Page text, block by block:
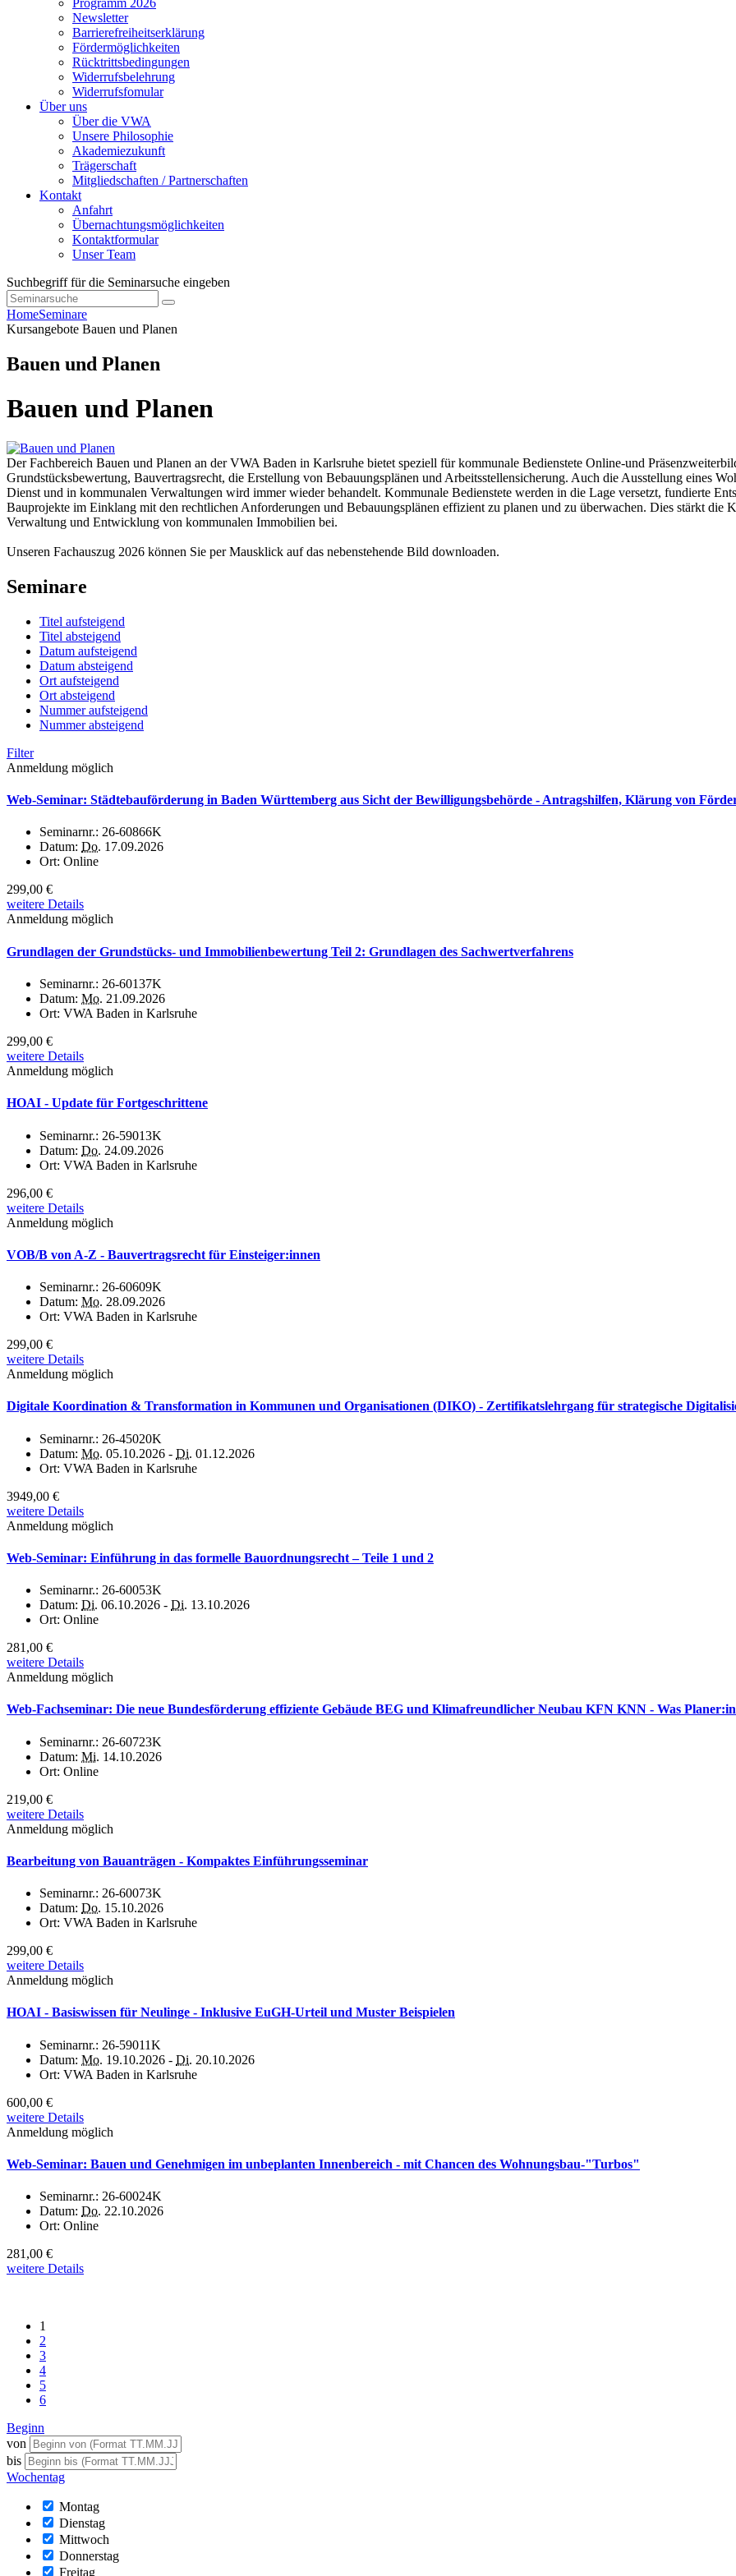
Programm 2026
Newsletter
Barrierefreiheitserklärung
Fördermöglichkeiten
Rücktrittsbedingungen
Widerrufsbelehrung
Widerrufsfomular
Über uns
Über die VWA
Unsere Philosophie
Akademiezukunft
Trägerschaft
Mitgliedschaften / Partnerschaften
Kontakt
Anfahrt
Übernachtungsmöglichkeiten
Kontaktformular
Unser Team
Suchbegriff für die Seminarsuche eingeben
HomeSeminare
Kursangebote Bauen und Planen
Bauen und Planen
Bauen und Planen
Der Fachbereich Bauen und Planen an der VWA Baden in Karlsruhe bietet speziell für kommunale Bedienstete Online-und
Grundstücksbewertung, Bauvertragsrecht, die Erstellung von Bebauungsplänen und Arbeitsstellensicherung. Auch die Ausstellung eines
Dienst und in kommunalen Verwaltungen wird immer wieder behandelt. Kommunale Bedienstete werden in die Lage versetzt, fundierte
Bauprojekte im Einklang mit den rechtlichen Anforderungen und Bebauungsplänen effizient zu planen und zu überwachen. Dies stärkt die
Verwaltung und Entwicklung von kommunalen Immobilien bei.
Unseren Fachauszug 2026 können Sie per Mausklick auf das nebenstehende Bild downloaden.
Seminare
Titel aufsteigend
Titel absteigend
Datum aufsteigend
Datum absteigend
Ort aufsteigend
Ort absteigend
Nummer aufsteigend
Nummer absteigend
Filter
Anmeldung möglich
Web-Seminar: Städtebauförderung in Baden Württemberg aus Sicht der Bewilligungsbehörde - Antragshilfen, Klärung von
Seminarnr.: 26-60866K
Datum: Do. 17.09.2026
Ort: Online
299,00 €
weitere Details
Anmeldung möglich
Grundlagen der Grundstücks- und Immobilienbewertung Teil 2: Grundlagen des Sachwertverfahrens
Seminarnr.: 26-60137K
Datum: Mo. 21.09.2026
Ort: VWA Baden in Karlsruhe
299,00 €
weitere Details
Anmeldung möglich
HOAI - Update für Fortgeschrittene
Seminarnr.: 26-59013K
Datum: Do. 24.09.2026
Ort: VWA Baden in Karlsruhe
296,00 €
weitere Details
Anmeldung möglich
VOB/B von A-Z - Bauvertragsrecht für Einsteiger:innen
Seminarnr.: 26-60609K
Datum: Mo. 28.09.2026
Ort: VWA Baden in Karlsruhe
299,00 €
weitere Details
Anmeldung möglich
Digitale Koordination & Transformation in Kommunen und Organisationen (DIKO) - Zertifikatslehrgang für strategische
Seminarnr.: 26-45020K
Datum: Mo. 05.10.2026 - Di. 01.12.2026
Ort: VWA Baden in Karlsruhe
3949,00 €
weitere Details
Anmeldung möglich
Web-Seminar: Einführung in das formelle Bauordnungsrecht – Teile 1 und 2
Seminarnr.: 26-60053K
Datum: Di. 06.10.2026 - Di. 13.10.2026
Ort: Online
281,00 €
weitere Details
Anmeldung möglich
Web-Fachseminar: Die neue Bundesförderung effiziente Gebäude BEG und Klimafreundlicher Neubau KFN KNN - Was
Seminarnr.: 26-60723K
Datum: Mi. 14.10.2026
Ort: Online
219,00 €
weitere Details
Anmeldung möglich
Bearbeitung von Bauanträgen - Kompaktes Einführungsseminar
Seminarnr.: 26-60073K
Datum: Do. 15.10.2026
Ort: VWA Baden in Karlsruhe
299,00 €
weitere Details
Anmeldung möglich
HOAI - Basiswissen für Neulinge - Inklusive EuGH-Urteil und Muster Beispielen
Seminarnr.: 26-59011K
Datum: Mo. 19.10.2026 - Di. 20.10.2026
Ort: VWA Baden in Karlsruhe
600,00 €
weitere Details
Anmeldung möglich
Web-Seminar: Bauen und Genehmigen im unbeplanten Innenbereich - mit Chancen des Wohnungsbau-"Turbos"
Seminarnr.: 26-60024K
Datum: Do. 22.10.2026
Ort: Online
281,00 €
weitere Details
1
2
3
4
5
6
Beginn
von
bis
Wochentag
Montag
Dienstag
Mittwoch
Donnerstag
Freitag